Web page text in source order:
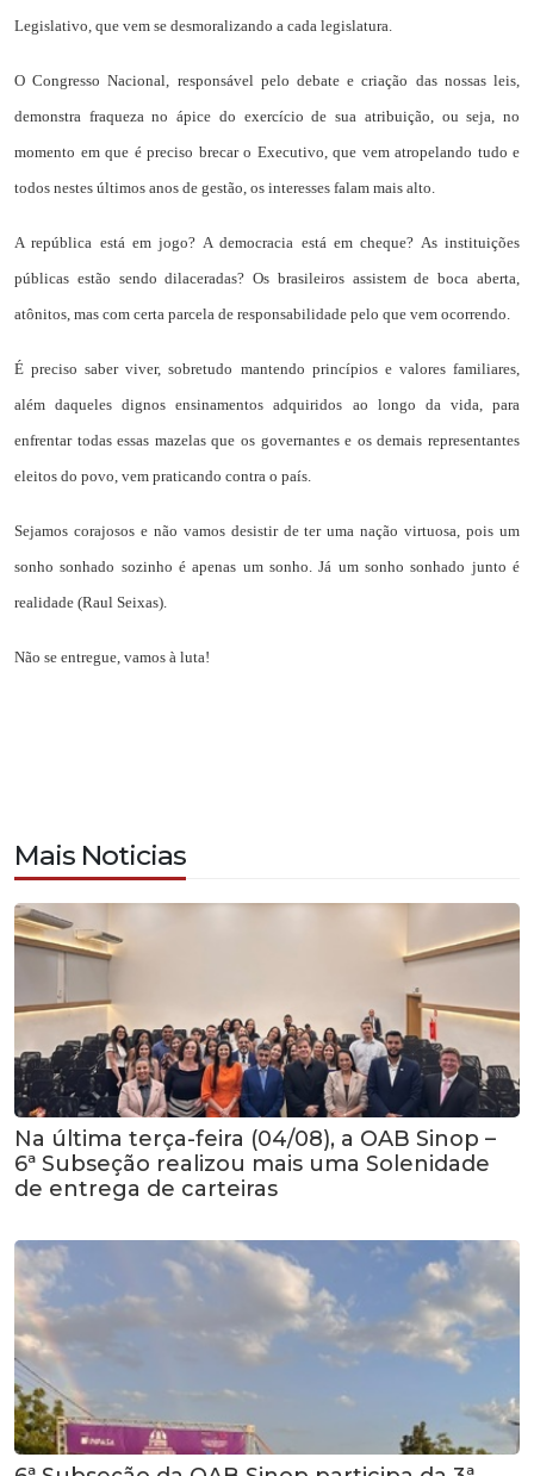
Legislativo, que vem se desmoralizando a cada legislatura.
O Congresso Nacional, responsável pelo debate e criação das nossas leis,
demonstra fraqueza no ápice do exercício de sua atribuição, ou seja, no
momento em que é preciso brecar o Executivo, que vem atropelando tudo e
todos nestes últimos anos de gestão, os interesses falam mais alto.
A república está em jogo? A democracia está em cheque? As instituições
públicas estão sendo dilaceradas? Os brasileiros assistem de boca aberta,
atônitos, mas com certa parcela de responsabilidade pelo que vem ocorrendo.
É preciso saber viver, sobretudo mantendo princípios e valores familiares,
além daqueles dignos ensinamentos adquiridos ao longo da vida, para
enfrentar todas essas mazelas que os governantes e os demais representantes
eleitos do povo, vem praticando contra o país.
Sejamos corajosos e não vamos desistir de ter uma nação virtuosa, pois um
sonho sonhado sozinho é apenas um sonho. Já um sonho sonhado junto é
realidade (Raul Seixas).
Não se entregue, vamos à luta!
Mais Noticias
Na última terça-feira (04/08), a OAB Sinop –
6ª Subseção realizou mais uma Solenidade
de entrega de carteiras